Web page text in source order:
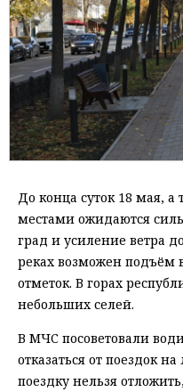
До конца суток 18 мая, а
местами ожидаются
град и усиление ветра
реках возможен подъём
отметок. В горах
небольших селей.
В МЧС посоветовали
отказаться от поездок
поездку нельзя